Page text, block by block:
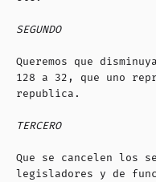
SEGUNDO
Queremos que
128 a 32, que uno
republica.
TERCERO
Que se cancelen los
legisladores y de